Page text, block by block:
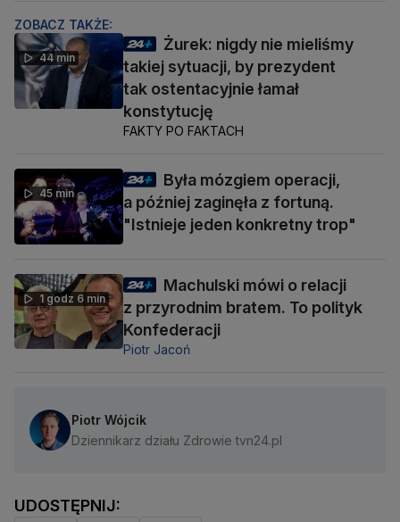
ZOBACZ TAKŻE:
44 min
Żurek: nigdy nie mieliśmy
takiej sytuacji, by prezydent
tak ostentacyjnie łamał
konstytucję
FAKTY PO FAKTACH
45 min
Była mózgiem operacji,
a później zaginęła z fortuną.
"Istnieje jeden konkretny trop"
1 godz 6 min
Machulski mówi o relacji
z przyrodnim bratem. To polityk
Konfederacji
Piotr Jacoń
Piotr Wójcik
Dziennikarz działu Zdrowie tvn24.pl
UDOSTĘPNIJ: